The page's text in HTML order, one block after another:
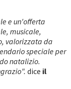
e un'offerta
musicale,
valorizzata da
speciale per
natalizio.
dice il